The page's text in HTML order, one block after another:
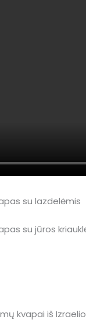
kvapai iš Izraelio